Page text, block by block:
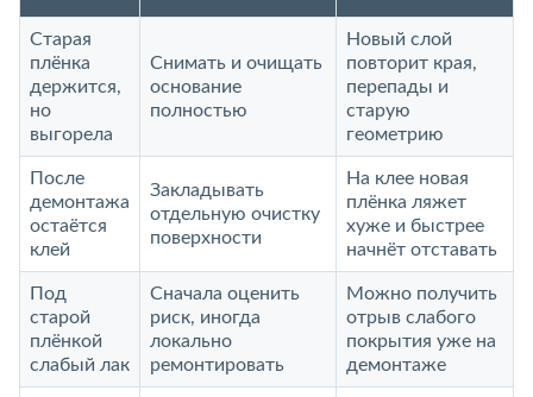
Старая
плёнка
держится,
но
выгорела
Снимать и очищать
основание
полностью
Новый слой
повторит края,
перепады и
старую
геометрию
После
демонтажа
остаётся
клей
Закладывать
отдельную очистку
поверхности
На клее новая
плёнка ляжет
хуже и быстрее
начнёт отставать
Под
старой
плёнкой
слабый лак
Сначала оценить
риск, иногда
локально
ремонтировать
Можно получить
отрыв слабого
покрытия уже на
демонтаже